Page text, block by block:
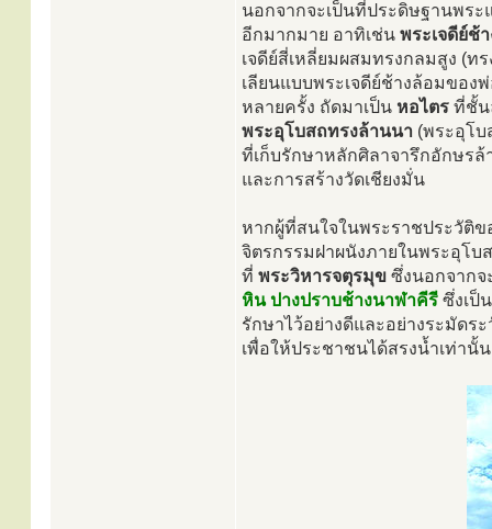
นอกจากจะเป็นที่ประดิษฐานพร
อีกมากมาย อาทิเช่น พระเจดีย์ช้
เจดีย์สี่เหลี่ยมผสมทรงกลมสูง (ท
เลียนแบบพระเจดีย์ช้างล้อมขอ
หลายครั้ง ถัดมาเป็น หอไตร ที่ชั้น
พระอุโบสถทรงล้านนา (พระอุโบ
ที่เก็บรักษาหลักศิลาจารึกอักษรล้
และการสร้างวัดเชียงมั่น
หากผู้ที่สนใจในพระราชประวัติข
จิตรกรรมฝาผนังภายในพระอุโบ
ที่ พระวิหารจตุรมุข ซึ่งนอกจากจ
หิน ปางปราบช้างนาฬาคีรี ซึ่งเป็
รักษาไว้อย่างดีและอย่างระมัดร
เพื่อให้ประชาชนได้สรงน้ำเท่านั้น